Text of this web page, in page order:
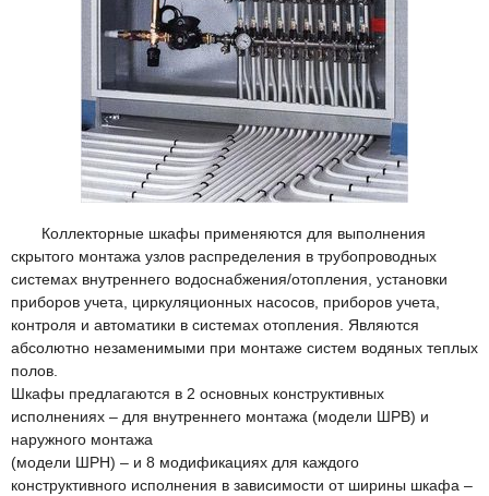
Коллекторные шкафы применяются для выполнения
скрытого монтажа узлов распределения в трубопроводных
системах внутреннего водоснабжения/отопления, установки
приборов учета, циркуляционных насосов, приборов учета,
контроля и автоматики в системах отопления. Являются
абсолютно незаменимыми при монтаже систем водяных теплых
полов.
Шкафы предлагаются в 2 основных конструктивных
исполнениях – для внутреннего монтажа (модели ШРВ) и
наружного монтажа
(модели ШРН) – и 8 модификациях для каждого
конструктивного исполнения в зависимости от ширины шкафа –